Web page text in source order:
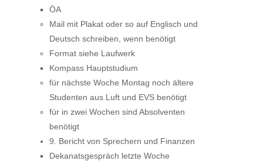
ÖA
Mail mit Plakat oder so auf Englisch und
Deutsch schreiben, wenn benötigt
Format siehe Laufwerk
Kompass Hauptstudium
für nächste Woche Montag noch ältere
Studenten aus Luft und EVS benötigt
für in zwei Wochen sind Absolventen
benötigt
9. Bericht von Sprechern und Finanzen
Dekanatsgespräch letzte Woche